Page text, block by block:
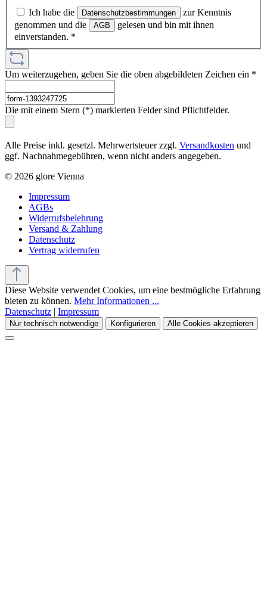
Ich habe die Datenschutzbestimmungen
zur Kenntnis
genommen und die
AGB
gelesen und bin mit ihnen
einverstanden. *
Um weiterzugehen, geben Sie die oben abgebildeten Zeichen ein *
Die mit einem Stern (*) markierten Felder sind Pflichtfelder.
Alle Preise inkl. gesetzl. Mehrwertsteuer zzgl. Versandkosten und
ggf. Nachnahmegebühren, wenn nicht anders angegeben.
© 2026 glore Vienna
Impressum
AGBs
Widerrufsbelehrung
Versand & Zahlung
Datenschutz
Vertrag widerrufen
Diese Website verwendet Cookies, um eine bestmögliche Erfahrung
bieten zu können. Mehr Informationen ...
Datenschutz | Impressum
Nur technisch notwendige Konfigurieren Alle Cookies akzeptieren